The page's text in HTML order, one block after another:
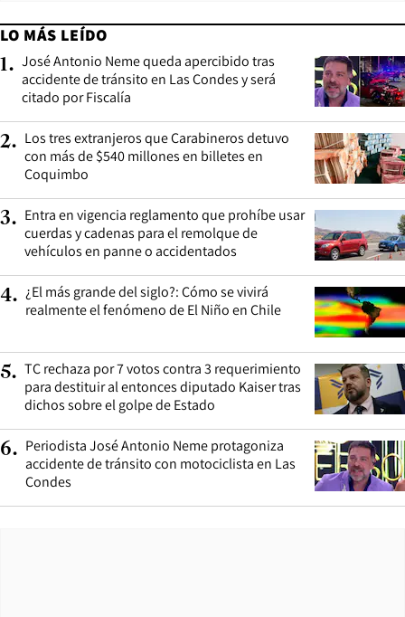
LO MÁS LEÍDO
1. José Antonio Neme queda apercibido tras
accidente de tránsito en Las Condes y será
citado por Fiscalía
2. Los tres extranjeros que Carabineros detuvo
con más de $540 millones en billetes en
Coquimbo
3. Entra en vigencia reglamento que prohíbe usar
cuerdas y cadenas para el remolque de
vehículos en panne o accidentados
4. ¿El más grande del siglo?: Cómo se vivirá
realmente el fenómeno de El Niño en Chile
5. TC rechaza por 7 votos contra 3 requerimiento
para destituir al entonces diputado Kaiser tras
dichos sobre el golpe de Estado
6. Periodista José Antonio Neme protagoniza
accidente de tránsito con motociclista en Las
Condes